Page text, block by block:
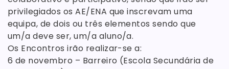
privilegiados os AE/ENA que inscrevam uma
equipa, de dois ou três elementos sendo que
um/a deve ser, um/a aluno/a.
Os Encontros irão realizar-se a:
6 de novembro – Barreiro (Escola Secundária de